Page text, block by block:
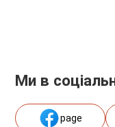
Ми в
page